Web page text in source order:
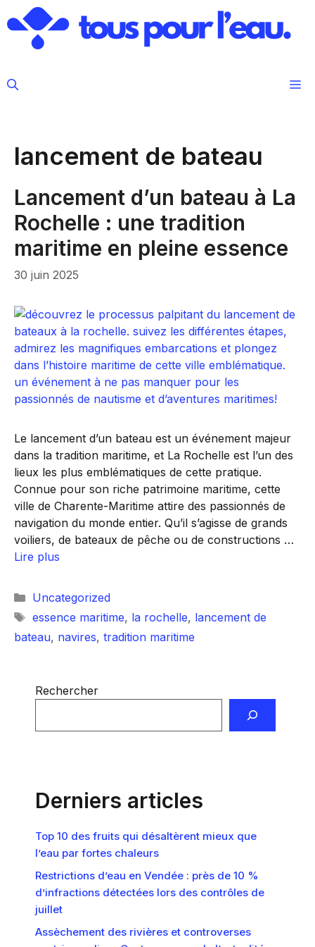
au
contenu
lancement de bateau
Lancement d’un bateau à La
Rochelle : une tradition
maritime en pleine essence
30 juin 2025
Le lancement d’un bateau est un événement majeur
dans la tradition maritime, et La Rochelle est l’un des
lieux les plus emblématiques de cette pratique.
Connue pour son riche patrimoine maritime, cette
ville de Charente-Maritime attire des passionnés de
navigation du monde entier. Qu’il s’agisse de grands
voiliers, de bateaux de pêche ou de constructions …
Lire plus
Catégories
Uncategorized
Étiquettes
essence maritime, la rochelle, lancement de
bateau, navires, tradition maritime
Rechercher
Derniers articles
Top 10 des fruits qui désaltèrent mieux que
l’eau par fortes chaleurs
Restrictions d’eau en Vendée : près de 10 %
d’infractions détectées lors des contrôles de
juillet
Assèchement des rivières et controverses